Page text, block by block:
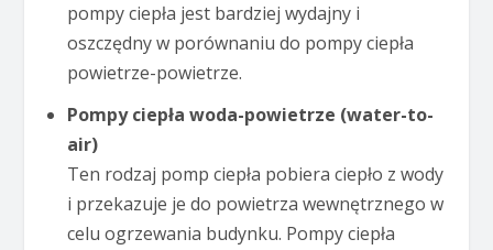
pompy ciepła jest bardziej wydajny i
oszczędny w porównaniu do pompy ciepła
powietrze-powietrze.
Pompy ciepła woda-powietrze (water-to-
air)
Ten rodzaj pomp ciepła pobiera ciepło z wody
i przekazuje je do powietrza wewnętrznego w
celu ogrzewania budynku. Pompy ciepła